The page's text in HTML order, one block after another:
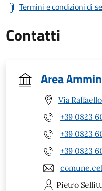
Termini e condizioni di
Contatti
Area
Via
+39 0823
+39 0823
+39 0823
Pietro